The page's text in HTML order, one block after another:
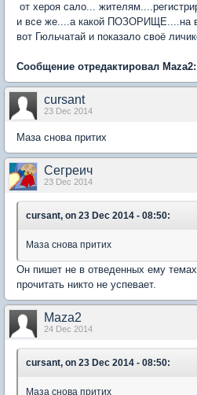
от хероя сало...
и все же....а какой ПОЗОРИЩЕ....на
вот Гюльчатай и показало своё
Сообщение отредактировал
cursant
23 Dec 2014
Маза снова притих
Сегреич
23 Dec 2014
cursant, on 23 Dec 2014 - 08:50:
Маза снова притих
Он пишет не в отведенных ему
прочитать никто не успевает.
Maza2
24 Dec 2014
cursant, on 23 Dec 2014 - 08:50:
Маза снова притих